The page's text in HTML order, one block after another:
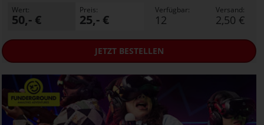
Wert:
50,- €
Preis:
25,- €
Verfügbar:
12
Versand:
2,50 €
JETZTBESTELLEN